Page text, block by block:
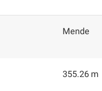
Mende
355.26 m